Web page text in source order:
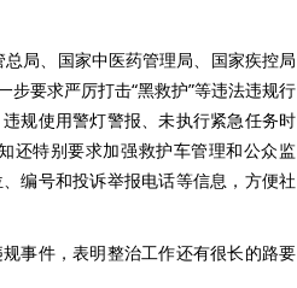
局、国家中医药管理局、国家疾控局
要求严厉打击“黑救护”等违法违规行
规使用警灯警报、未执行紧急任务时
还特别要求加强救护车管理和公众监
编号和投诉举报电话等信息，方便社
事件，表明整治工作还有很长的路要